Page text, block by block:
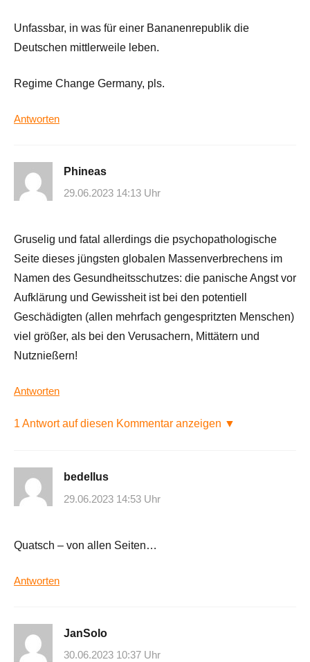
Unfassbar, in was für einer Bananenrepublik die
Deutschen mittlerweile leben.
Regime Change Germany, pls.
Antworten
Phineas
29.06.2023 14:13 Uhr
Gruselig und fatal allerdings die psychopathologische
Seite dieses jüngsten globalen Massenverbrechens im
Namen des Gesundheitsschutzes: die panische Angst vor
Aufklärung und Gewissheit ist bei den potentiell
Geschädigten (allen mehrfach gengespritzten Menschen)
viel größer, als bei den Verusachern, Mittätern und
Nutznießern!
Antworten
1 Antwort auf diesen Kommentar anzeigen ▼
bedellus
29.06.2023 14:53 Uhr
Quatsch – von allen Seiten…
Antworten
JanSolo
30.06.2023 10:37 Uhr